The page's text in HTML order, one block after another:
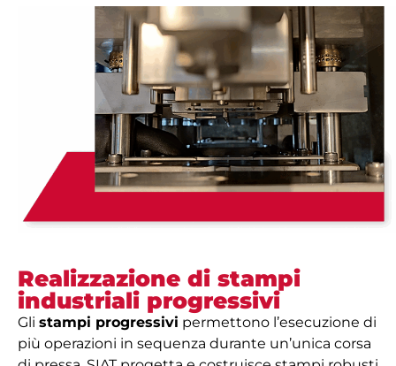
Realizzazione di stampi
industriali progressivi
Gli stampi progressivi permettono l’esecuzione di
più operazioni in sequenza durante un’unica corsa